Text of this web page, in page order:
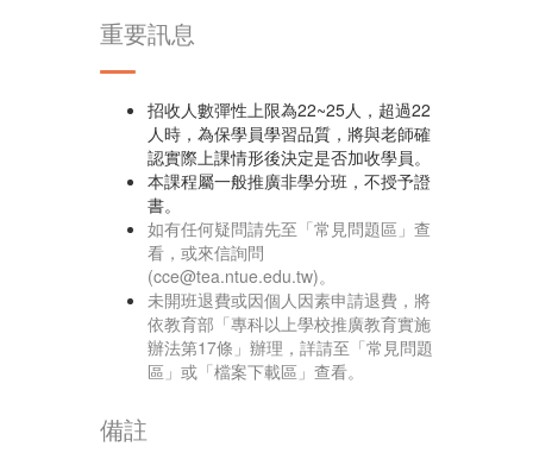
重要訊息
招收人數彈性上限為22~25人，超過22
人時，為保學員學習品質，將與老師確
認實際上課情形後決定是否加收學員。
本課程屬一般推廣非學分班，不授予證
書。
如有任何疑問請先至「常見問題區」查
看，或來信詢問
(cce@tea.ntue.edu.tw)。
未開班退費或因個人因素申請退費，將
依教育部「專科以上學校推廣教育實施
辦法第17條」辦理，詳請至「常見問題
區」或「檔案下載區」查看。
備註